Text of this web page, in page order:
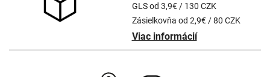
GLS od 3,9€ / 130 CZK
Zásielkovňa od 2,9€ / 80 CZK
Viac informácií